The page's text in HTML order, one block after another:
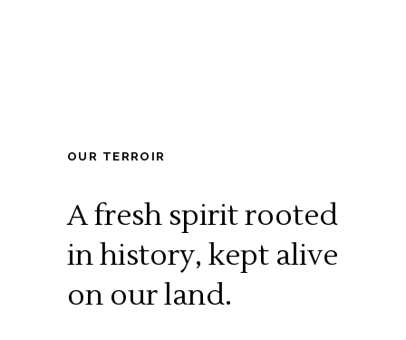
OUR TERROIR
A fresh spirit rooted
in history, kept alive
on our land.